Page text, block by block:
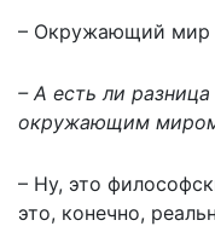
– Окружающий мир
– А есть ли
окружающим
– Ну, это
это, конечно,